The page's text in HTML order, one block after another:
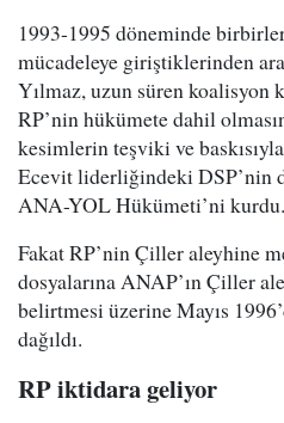
1993-1995 döneminde
mücadeleye giriştiklerinden
Yılmaz, uzun süren koalisyon
RP’nin hükümete dahil
kesimlerin teşviki ve
Ecevit liderliğindeki DSP’nin
ANA-YOL Hükümeti’ni kurdu.
Fakat RP’nin Çiller aleyhine
dosyalarına ANAP’ın Çiller
belirtmesi üzerine Mayıs
dağıldı.
RP iktidara geliyor